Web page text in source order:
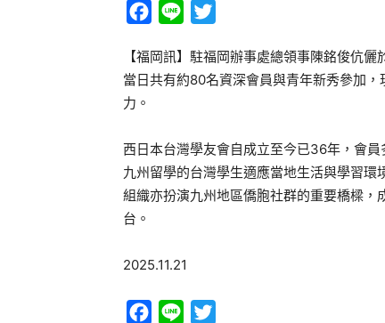
Facebook
Line
【福岡訊】駐福岡辦事處總領事陳銘俊伉
當日共有約80名資深會員與青年新秀參加
力。
西日本台灣學友會自成立至今已36年，會
九州留學的台灣學生適應當地生活與學習
組織亦扮演九州地區僑胞社群的重要橋樑
台。
2025.11.21
Facebook
Line